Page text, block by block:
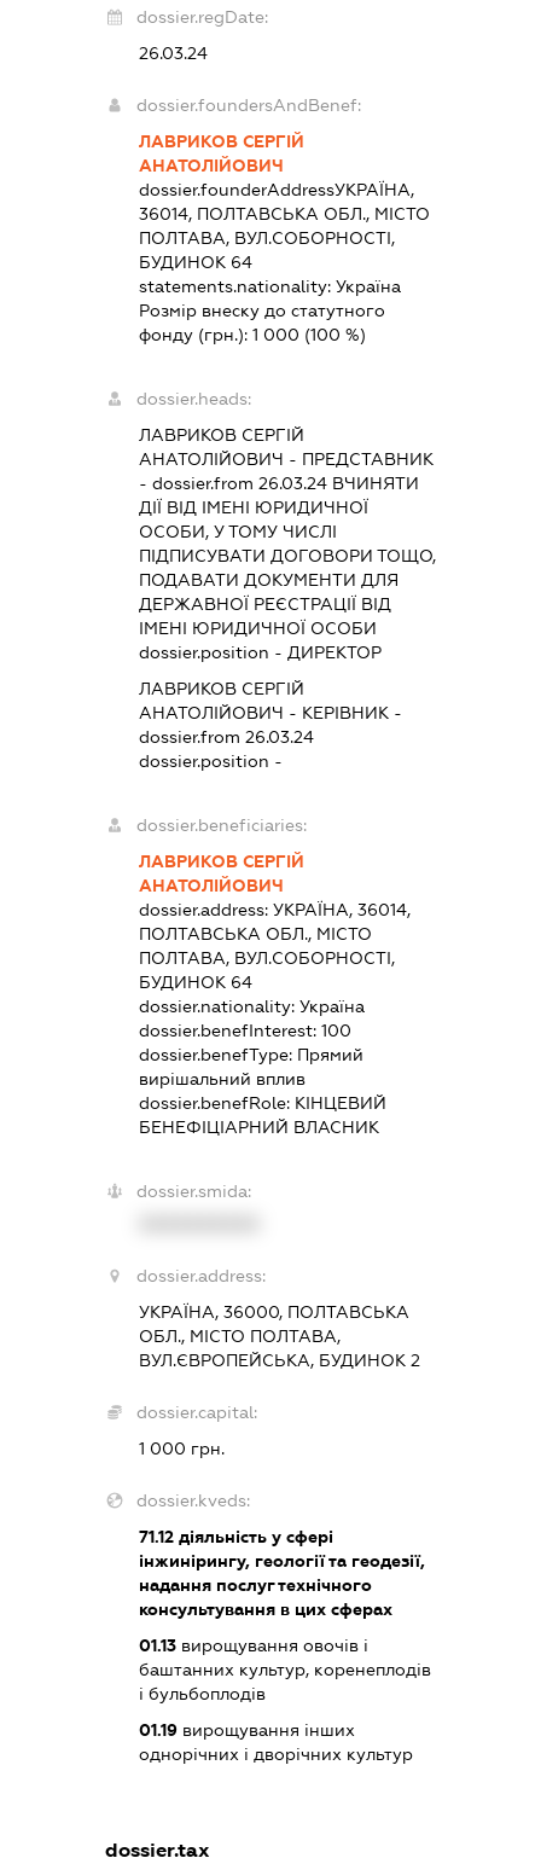
dossier.regDate:
26.03.24
dossier.foundersAndBenef:
ЛАВРИКОВ СЕРГІЙ
АНАТОЛІЙОВИЧ
dossier.founderAddressУКРАЇНА,
36014, ПОЛТАВСЬКА ОБЛ., МІСТО
ПОЛТАВА, ВУЛ.СОБОРНОСТІ,
БУДИНОК 64
statements.nationality: Україна
Розмір внеску до статутного
фонду (грн.): 1 000 (100 %)
dossier.heads:
ЛАВРИКОВ СЕРГІЙ
АНАТОЛІЙОВИЧ - ПРЕДСТАВНИК
- dossier.from 26.03.24ВЧИНЯТИ
ДІЇ ВІД ІМЕНІ ЮРИДИЧНОЇ
ОСОБИ, У ТОМУ ЧИСЛІ
ПІДПИСУВАТИ ДОГОВОРИ ТОЩО,
ПОДАВАТИ ДОКУМЕНТИ ДЛЯ
ДЕРЖАВНОЇ РЕЄСТРАЦІЇ ВІД
ІМЕНІ ЮРИДИЧНОЇ ОСОБИ
dossier.position - ДИРЕКТОР
ЛАВРИКОВ СЕРГІЙ
АНАТОЛІЙОВИЧ - КЕРІВНИК -
dossier.from 26.03.24
dossier.position -
dossier.beneficiaries:
ЛАВРИКОВ СЕРГІЙ
АНАТОЛІЙОВИЧ
dossier.address: УКРАЇНА, 36014,
ПОЛТАВСЬКА ОБЛ., МІСТО
ПОЛТАВА, ВУЛ.СОБОРНОСТІ,
БУДИНОК 64
dossier.nationality: Україна
dossier.benefInterest: 100
dossier.benefType: Прямий
вирішальний вплив
dossier.benefRole: КІНЦЕВИЙ
БЕНЕФІЦІАРНИЙ ВЛАСНИК
dossier.smida:
dossier.address:
УКРАЇНА, 36000, ПОЛТАВСЬКА
ОБЛ., МІСТО ПОЛТАВА,
ВУЛ.ЄВРОПЕЙСЬКА, БУДИНОК 2
dossier.capital:
1 000 грн.
dossier.kveds:
71.12діяльність у сфері
інжинірингу, геології та геодезії,
надання послуг технічного
консультування в цих сферах
01.13вирощування овочів і
баштанних культур, коренеплодів
і бульбоплодів
01.19вирощування інших
однорічних і дворічних культур
dossier.tax